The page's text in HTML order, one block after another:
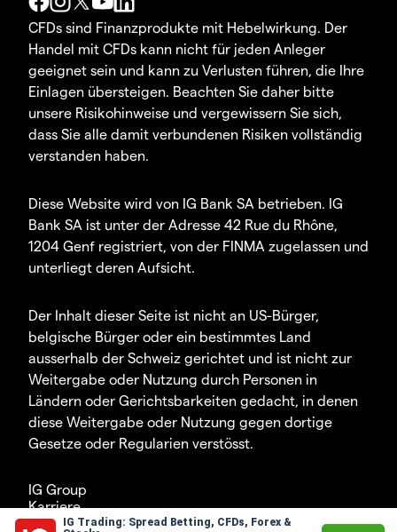
IG Trading: Spread Betting, CFDs, Forex &
CFDs sind Finanzprodukte mit Hebelwirkung. Der
Handel mit CFDs kann nicht für jeden Anleger
geeignet sein und kann zu Verlusten führen, die Ihre
Einlagen übersteigen. Beachten Sie daher bitte
unsere Risikohinweise und vergewissern Sie sich,
dass Sie alle damit verbundenen Risiken vollständig
verstanden haben.
Diese Website wird von IG Bank SA betrieben. IG
Bank SA ist unter der Adresse 42 Rue du Rhône,
1204 Genf registriert, von der FINMA zugelassen und
unterliegt deren Aufsicht.
Der Inhalt dieser Seite ist nicht an US-Bürger,
belgische Bürger oder ein bestimmtes Land
ausserhalb der Schweiz gerichtet und ist nicht zur
Weitergabe oder Nutzung durch Personen in
Ländern oder Gerichtsbarkeiten gedacht, in denen
diese Weitergabe oder Nutzung gegen dortige
Gesetze oder Regularien verstösst.
IG Group
Karriere